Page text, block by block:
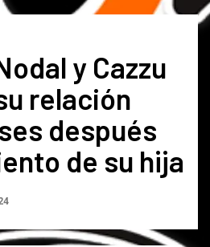
y Cazzu
relación
después
de su hija